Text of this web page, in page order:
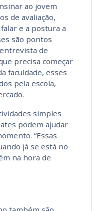
ao jovem
de avaliação,
e a postura a
são pontos
de
precisa começar
faculdade, esses
pela escola,
simples
podem ajudar
“Essas
já se está no
na hora de